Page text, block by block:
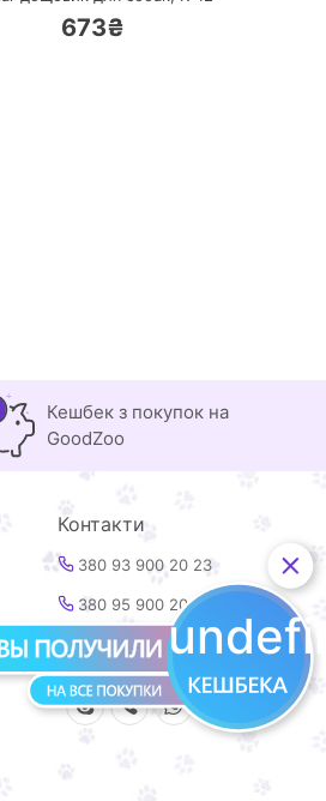
673₴
Кешбек з покупок на
GoodZoo
Контакти
380 93 900 20 23
380 95 900 20 23
info@goodzoo.com.ua